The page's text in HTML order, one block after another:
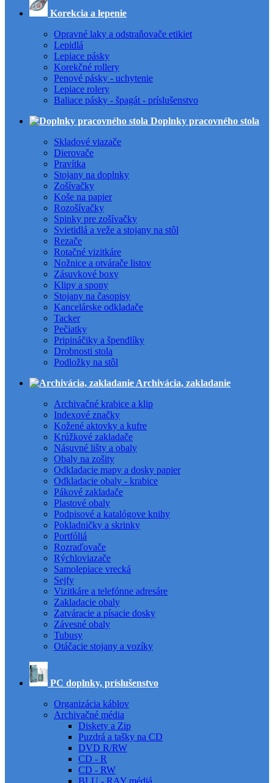
Korekcia a lepenie
Opravné laky a odstraňovače etikiet
Lepidlá
Lepiace pásky
Korekčné rollery
Penové pásky - uchytenie
Lepiace rolery
Baliace pásky - špagát - príslušenstvo
Doplnky pracovného stola
Skladové viazače
Dierovače
Pravítka
Stojany na doplnky
Zošívačky
Koše na papier
Rozošívačky
Spinky pre zošívačky
Svietidlá a veže a stojany na stôl
Rezače
Rotačné vizitkáre
Nožnice a otvárače listov
Zásuvkové boxy
Klipy a spony
Stojany na časopisy
Kancelárske odkladače
Tacker
Pečiatky
Pripináčiky a špendlíky
Drobnosti stola
Podložky na stôl
Archivácia, zakladanie
Archivačné krabice a klip
Indexové značky
Kožené aktovky a kufre
Krúžkové zakladače
Násuvné lišty a obaly
Obaly na zošity
Odkladacie mapy a dosky papier
Odkladacie obaly - krabice
Pákové zakladače
Plastové obaly
Podpisové a katalógove knihy
Pokladničky a skrinky
Portfóliá
Rozraďovače
Rýchloviazače
Samolepiace vrecká
Sejfy
Vizitkáre a telefónne adresáre
Zakladacie obaly
Zatváracie a písacie dosky
Závesné obaly
Tubusy
Otáčacie stojany a vozíky
PC doplnky, príslušenstvo
Organizácia káblov
Archivačné média
Diskety a Zip
Puzdrá a tašky na CD
DVD R/RW
CD - R
CD - RW
BLU - RAY médiá